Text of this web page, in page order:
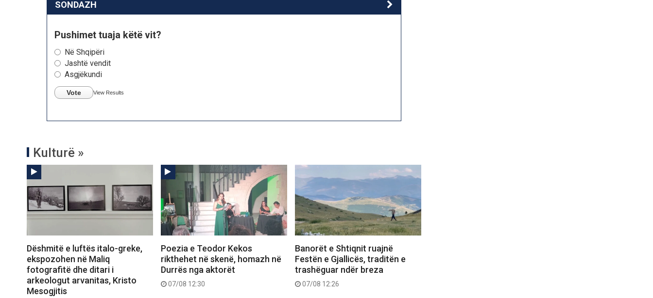
SONDAZH
Pushimet tuaja këtë vit?
Në Shqipëri
Jashtë vendit
Asgjëkundi
Vote View Results
Kulturë »
Dëshmitë e luftës italo-greke,
ekspozohen në Maliq
fotografitë dhe ditari i
arkeologut arvanitas, Kristo
Mesogjitis
Poezia e Teodor Kekos
rikthehet në skenë, homazh në
Durrës nga aktorët
07/08 12:30
Banorët e Shtiqnit ruajnë
Festën e Gjallicës, traditën e
trashëguar ndër breza
07/08 12:26